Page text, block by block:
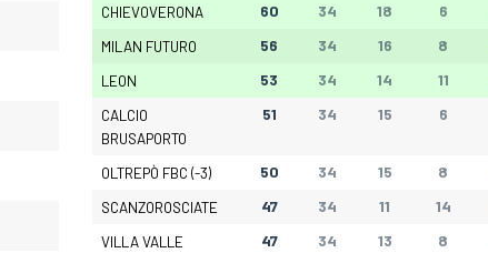
CHIEVOVERONA
60 34 18 6
MILAN FUTURO
56 34 16 8
LEON
53 34 14 11
CALCIO
BRUSAPORTO
51 34 15 6
OLTREPÒ FBC (-3) 50 34 15 8
SCANZOROSCIATE
47 34 11 14
VILLA VALLE
47 34 13 8